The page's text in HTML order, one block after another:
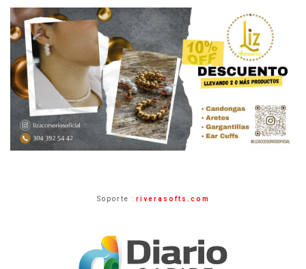
Soporte : riverasofts.com